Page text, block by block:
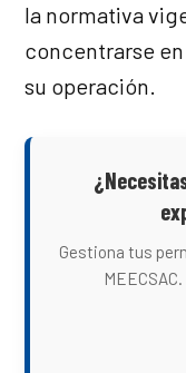
la normativa
concentrarse
su operación.
Gestiona tus